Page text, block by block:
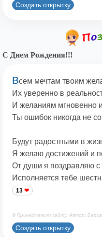
Создать открытку
С Днем Рождения!!!
Всем мечтам твоим
Их уверенно в
И желаниям мгновенно
Ты ошибок никогда не
Будут радостными в
Я желаю достижений и
От души я поздравляю
Исполняется тебе
13
© Принадлежит сайту. Автор:
Создать открытку